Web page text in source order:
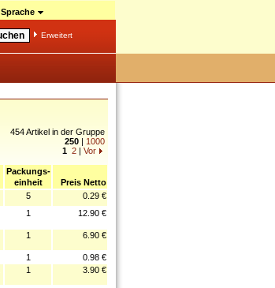
Sprache
Erweitert
454 Artikel in der Gruppe
250 | 1000
1 2 | Vor
Packungs-
einheit
Preis Netto
5
0.29 €
1 12.90 €
1 6.90 €
1
0.98 €
1 3.90 €